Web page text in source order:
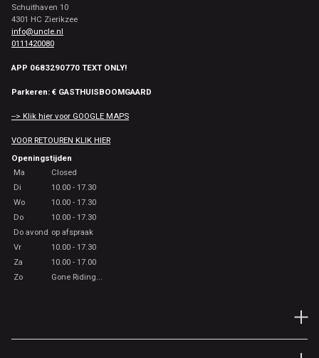
Schuithaven 10
4301 HC Zierikzee
info@uncle.nl
0111420080
APP 0683290770 TEXT ONLY!
Parkeren: € GASTHUISBOOMGAARD
--> Klik hier voor GOOGLE MAPS
VOOR RETOUREN KLIK HIER
Openingstijden
Ma
Closed
Di
10.00 - 17.30
Wo
10.00 - 17.30
Do
10.00 - 17.30
Do avond op afspraak
Vr
10.00 - 17.30
Za
10.00 - 17.00
Zo
Gone Riding...